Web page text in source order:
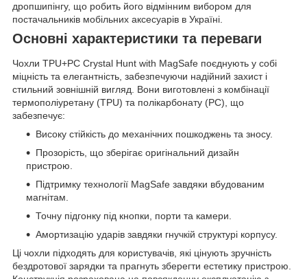
дропшипінгу, що робить його відмінним вибором для
постачальників мобільних аксесуарів в Україні.
Основні характеристики та переваги
Чохли TPU+PC Crystal Hunt with MagSafe поєднують у собі
міцність та елегантність, забезпечуючи надійний захист і
стильний зовнішній вигляд. Вони виготовлені з комбінації
термополіуретану (TPU) та полікарбонату (PC), що
забезпечує:
Високу стійкість до механічних пошкоджень та зносу.
Прозорість, що зберігає оригінальний дизайн
пристрою.
Підтримку технології MagSafe завдяки вбудованим
магнітам.
Точну підгонку під кнопки, порти та камери.
Амортизацію ударів завдяки гнучкій структурі корпусу.
Ці чохли підходять для користувачів, які цінують зручність
бездротової зарядки та прагнуть зберегти естетику пристрою.